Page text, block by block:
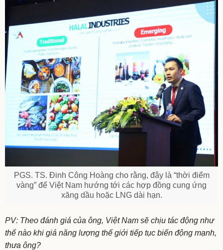
PGS. TS. Đinh Công Hoàng cho rằng, đây là “thời điểm
vàng” để Việt Nam hướng tới các hợp đồng cung ứng
xăng dầu hoặc LNG dài hạn.
PV: Theo đánh giá của ông, Việt Nam sẽ chịu tác động như
thế nào khi giá năng lượng thế giới tiếp tục biến động mạnh,
thưa ông?